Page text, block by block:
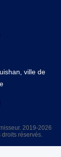
ville de
2019-2026
droits réservés.